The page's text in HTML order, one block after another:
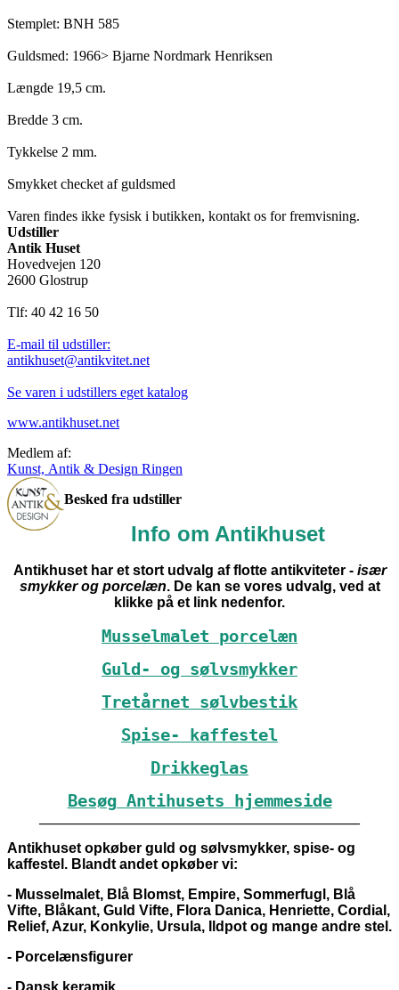
Stemplet: BNH 585
Guldsmed: 1966> Bjarne Nordmark Henriksen
Længde 19,5 cm.
Bredde 3 cm.
Tykkelse 2 mm.
Smykket checket af guldsmed
Varen findes ikke fysisk i butikken, kontakt os for fremvisning.
Udstiller
Antik Huset
Hovedvejen 120
2600 Glostrup
Tlf: 40 42 16 50
E-mail til udstiller:
antikhuset@antikvitet.net
Se varen i udstillers eget katalog
www.antikhuset.net
Medlem af:
Kunst, Antik & Design Ringen
Besked fra udstiller
Info om Antikhuset
Antikhuset har et stort udvalg af flotte antikviteter - især
smykker og porcelæn. De kan se vores udvalg, ved at
klikke på et link nedenfor.
Musselmalet porcelæn
Guld- og sølvsmykker
Tretårnet sølvbestik
Spise- kaffestel
Drikkeglas
Besøg Antihusets hjemmeside
Antikhuset opkøber guld og sølvsmykker, spise- og
kaffestel. Blandt andet opkøber vi:
- Musselmalet, Blå Blomst, Empire, Sommerfugl, Blå
Vifte, Blåkant, Guld Vifte, Flora Danica, Henriette, Cordial,
Relief, Azur, Konkylie, Ursula, Ildpot og mange andre stel.
- Porcelænsfigurer
- Dansk keramik